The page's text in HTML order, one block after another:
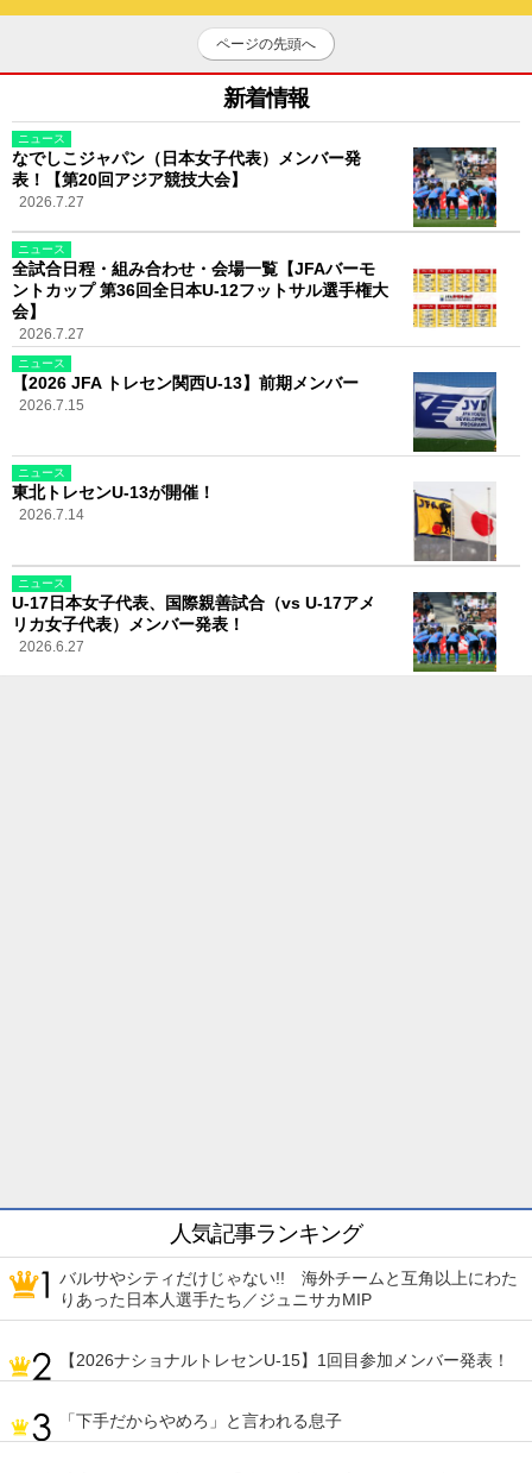
ページの先頭へ
新着情報
ニュース
なでしこジャパン（日本女子代表）メンバー発
表！【第20回アジア競技大会】
2026.7.27
ニュース
全試合日程・組み合わせ・会場一覧【JFAバーモ
ントカップ 第36回全日本U-12フットサル選手権大
会】
2026.7.27
ニュース
【2026 JFA トレセン関西U-13】前期メンバー
2026.7.15
ニュース
東北トレセンU-13が開催！
2026.7.14
ニュース
U-17日本女子代表、国際親善試合（vs U-17アメ
リカ女子代表）メンバー発表！
2026.6.27
人気記事ランキング
バルサやシティだけじゃない!! 海外チームと互角以上にわた
りあった日本人選手たち／ジュニサカMIP
【2026ナショナルトレセンU-15】1回目参加メンバー発表！
「下手だからやめろ」と言われる息子